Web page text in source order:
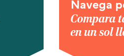
Navega
Compara
en un sol